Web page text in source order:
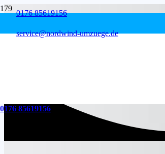
0176 85619156
service@nordwind-umzuege.de
0176 85619156